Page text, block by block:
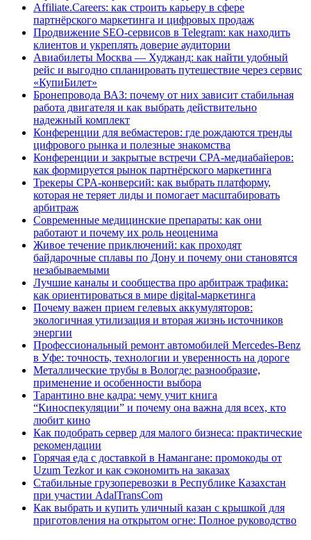
Affiliate.Careers: как строить карьеру в сфере
партнёрского маркетинга и цифровых продаж
Продвижение SEO-сервисов в Telegram: как находить
клиентов и укреплять доверие аудитории
Авиабилеты Москва — Худжанд: как найти удобный
рейс и выгодно спланировать путешествие через сервис
«КупиБилет»
Бронепровода ВАЗ: почему от них зависит стабильная
работа двигателя и как выбрать действительно
надежный комплект
Конференции для вебмастеров: где рождаются тренды
цифрового рынка и полезные знакомства
Конференции и закрытые встречи CPA-медиабайеров:
как формируется рынок партнёрского маркетинга
Трекеры CPA-конверсий: как выбрать платформу,
которая не теряет лиды и помогает масштабировать
арбитраж
Современные медицинские препараты: как они
работают и почему их роль неоценима
Живое течение приключений: как проходят
байдарочные сплавы по Дону и почему они становятся
незабываемыми
Лучшие каналы и сообщества про арбитраж трафика:
как ориентироваться в мире digital-маркетинга
Почему важен прием гелевых аккумуляторов:
экологичная утилизация и вторая жизнь источников
энергии
Профессиональный ремонт автомобилей Mercedes-Benz
в Уфе: точность, технологии и уверенность на дороге
Металлические трубы в Вологде: разнообразие,
применение и особенности выбора
Тарантино вне кадра: чему учит книга
“Киноспекуляции” и почему она важна для всех, кто
любит кино
Как подобрать сервер для малого бизнеса: практические
рекомендации
Горячая еда с доставкой в Намангане: промокоды от
Uzum Tezkor и как сэкономить на заказах
Стабильные грузоперевозки в Республике Казахстан
при участии AdalTransCom
Как выбрать и купить уличный казан с крышкой для
приготовления на открытом огне: Полное руководство